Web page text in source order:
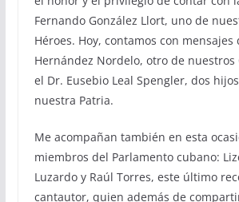
Fernando González Llort, uno de
Héroes. Hoy, contamos con mensajes
Hernández Nordelo, otro de nuestros
el Dr. Eusebio Leal Spengler, dos
nuestra Patria.
Me acompañan también en esta
miembros del Parlamento cubano:
Luzardo y Raúl Torres, este último
cantautor, quien además de